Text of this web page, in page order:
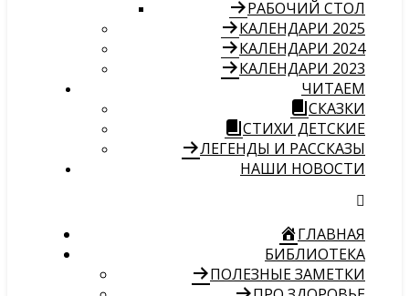
РАБОЧИЙ СТОЛ
КАЛЕНДАРИ 2025
КАЛЕНДАРИ 2024
КАЛЕНДАРИ 2023
ЧИТАЕМ
СКАЗКИ
СТИХИ ДЕТСКИЕ
ЛЕГЕНДЫ И РАССКАЗЫ
НАШИ НОВОСТИ
ГЛАВНАЯ
БИБЛИОТЕКА
ПОЛЕЗНЫЕ ЗАМЕТКИ